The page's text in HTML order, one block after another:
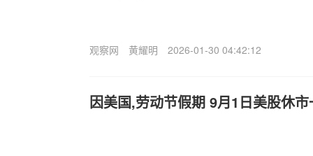
观察网 黄耀明 2026-01-30 04:42:12
因美国,劳动节假期 9月1日美股休市